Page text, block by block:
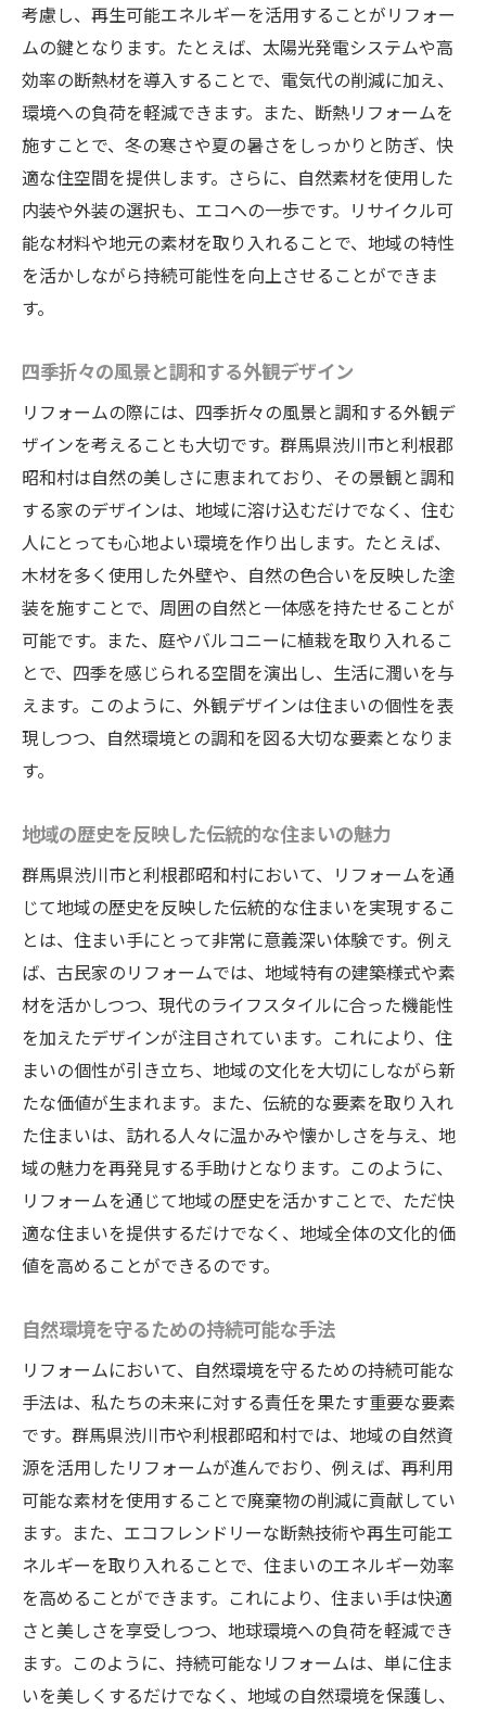
自然豊かな渋川市で実現するリフォームの新し
い形
自然を感じられるアウトドアリビングの提
案
庭と一体化した住空間のアイデア
自然光を取り入れた明るい室内環境
グリーンリフォームの実践例
風景に溶け込むファサードデザイン
力とは
地域資源を活用したリフォーム例
地元の職人が手がける伝統技術の紹介
地域密着型のリフォームプランニング
地域色豊かなデザインの実現方法
地域特有の素材を使った住まいの魅力
地元の気候風土に合った快適な住まい
渋川市でのリフォームがもたらす快適なライフ
スタイル
リフォームで実現する心地よい空間
生活動線を考えた効率的な住まい作り
家族全員が満足できる住まいの条件
住まいを通じて叶える豊かなライフスタイ
ル
理想の住空間を追求する渋川市でのリフォーム
成功事例
リフォームで蘇った古民家のストーリー
最新技術を取り入れたリフォーム事例
住まいの個性を引き立てるデザイン例
家族の笑顔が増える住まいの実例
予算内で理想を叶えたリフォームプロジェ
クト
成功の鍵は信頼できる業者選び
考慮し、再生可能エネルギーを活用することがリフォー
ムの鍵となります。たとえば、太陽光発電システムや高
効率の断熱材を導入することで、電気代の削減に加え、
環境への負荷を軽減できます。また、断熱リフォームを
施すことで、冬の寒さや夏の暑さをしっかりと防ぎ、快
適な住空間を提供します。さらに、自然素材を使用した
内装や外装の選択も、エコへの一歩です。リサイクル可
能な材料や地元の素材を取り入れることで、地域の特性
を活かしながら持続可能性を向上させることができま
す。
四季折々の風景と調和する外観デザイン
リフォームの際には、四季折々の風景と調和する外観デ
ザインを考えることも大切です。群馬県渋川市と利根郡
昭和村は自然の美しさに恵まれており、その景観と調和
する家のデザインは、地域に溶け込むだけでなく、住む
人にとっても心地よい環境を作り出します。たとえば、
木材を多く使用した外壁や、自然の色合いを反映した塗
装を施すことで、周囲の自然と一体感を持たせることが
可能です。また、庭やバルコニーに植栽を取り入れるこ
とで、四季を感じられる空間を演出し、生活に潤いを与
えます。このように、外観デザインは住まいの個性を表
現しつつ、自然環境との調和を図る大切な要素となりま
す。
地域の歴史を反映した伝統的な住まいの魅力
群馬県渋川市と利根郡昭和村において、リフォームを通
じて地域の歴史を反映した伝統的な住まいを実現するこ
とは、住まい手にとって非常に意義深い体験です。例え
ば、古民家のリフォームでは、地域特有の建築様式や素
材を活かしつつ、現代のライフスタイルに合った機能性
を加えたデザインが注目されています。これにより、住
まいの個性が引き立ち、地域の文化を大切にしながら新
たな価値が生まれます。また、伝統的な要素を取り入れ
た住まいは、訪れる人々に温かみや懐かしさを与え、地
域の魅力を再発見する手助けとなります。このように、
リフォームを通じて地域の歴史を活かすことで、ただ快
適な住まいを提供するだけでなく、地域全体の文化的価
値を高めることができるのです。
自然環境を守るための持続可能な手法
リフォームにおいて、自然環境を守るための持続可能な
手法は、私たちの未来に対する責任を果たす重要な要素
です。群馬県渋川市や利根郡昭和村では、地域の自然資
源を活用したリフォームが進んでおり、例えば、再利用
可能な素材を使用することで廃棄物の削減に貢献してい
ます。また、エコフレンドリーな断熱技術や再生可能エ
ネルギーを取り入れることで、住まいのエネルギー効率
を高めることができます。これにより、住まい手は快適
さと美しさを享受しつつ、地球環境への負荷を軽減でき
ます。このように、持続可能なリフォームは、単に住ま
いを美しくするだけでなく、地域の自然環境を保護し、